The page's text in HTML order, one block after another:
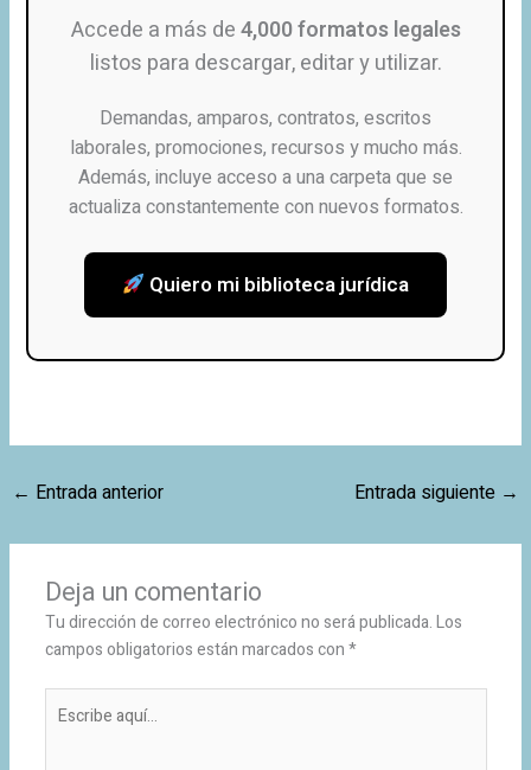
Accede a más de4,000 formatos legales
listos para descargar, editar y utilizar.
Demandas, amparos, contratos, escritos
laborales, promociones, recursos y mucho más.
Además, incluye acceso a una carpeta que se
actualiza constantemente con nuevos formatos.
Quiero mi biblioteca jurídica
← Entrada anterior Entrada siguiente →
Deja un comentario
Tu dirección de correo electrónico no será publicada.Los
campos obligatorios están marcados con*
aquí...